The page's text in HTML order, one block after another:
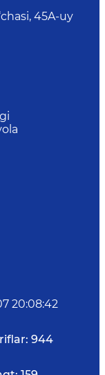
45A-uy
20:08:42
944